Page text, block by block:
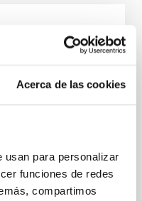
Acerca de las cookies
usan para personalizar
funciones de redes
compartimos
realizada por el
Arte
en La Laguna,
Taller de Artes
a la Sociedad
Personas con